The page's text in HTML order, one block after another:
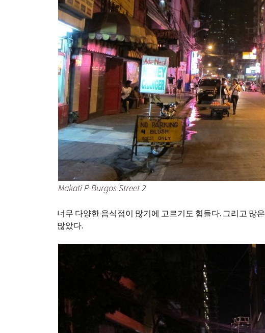
Makati P Burgos Street 2
너무 다양한 음식점이 많기에 고르기도 힘들다. 그리고 많
많았다.